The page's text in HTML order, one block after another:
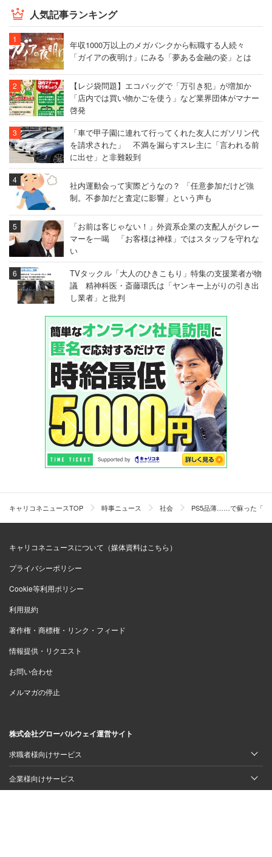
人気記事ランキング
年収1000万以上のメガバンクから転職する人続々
「ガイアの夜明け」にみる「夢ある金融の姿」とは
【レジ袋問題】エコバッグで「万引き犯」が増加か
「店内では買い物かごを使う」など業界団体がマナー
啓発
「車で甲子園に連れて行ってくれた友人にガソリン代
を請求された」 不満を漏らすスレ主に「言われる前
に出せ」と非難殺到
社内運動会って実際どうなの？ 「任意参加だけど強
制。不参加だと査定に影響」という声も
「お前は客じゃない！」外資系企業の支配人がクレー
マーを一喝 「お客様は神様」ではスタッフを守れな
い
TVタックル「大人のひきこもり」特集の支援業者が物
議 精神科医・斎藤環氏は「ヤンキー上がりの引き出
し業者」と批判
キャリコネニュースTOP 時事ニュース 社会 PS5品薄……で蘇った「次
キャリコネニュースについて（媒体資料はこちら）
プライバシーポリシー
Cookie等利用ポリシー
利用規約
著作権・商標権・リンク・フィード
情報提供・リクエスト
お問い合わせ
メルマガの停止
株式会社グローバルウェイ運営サイト
求職者様向けサービス
企業様向けサービス